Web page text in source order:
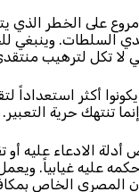
على الخطر الذي
قانون مكافحة الإرهاب لسنة
لا تكل لترهيب
أكثر استعداداً
تنتهك حرية التعبير.
الادعاء عليه
عليه غيابياً.